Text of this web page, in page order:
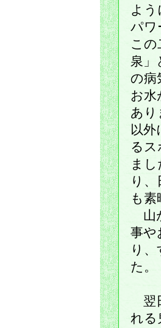
よ
パワ
この
泉」
の病
お水
あり
以
る
ま
り
も
山
事や
り
た。
翌
れる